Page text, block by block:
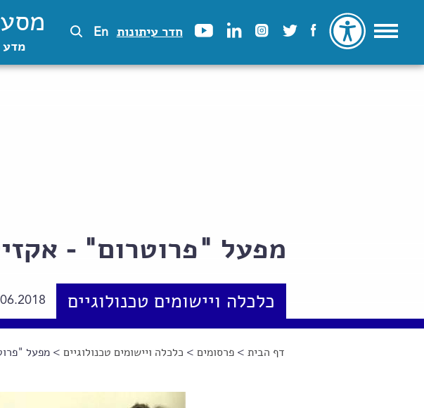
חדר עיתונות En
מדע
מפעל "פרוטרום" -
כלכלה ויישומים טכנולוגיים
הינך נמצא כאן
דף הבית >פרסומים > כלכלה ויישומים טכנולוגיים > מפעל